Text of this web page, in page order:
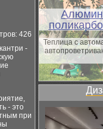
426
-
- это
при
Теплица с